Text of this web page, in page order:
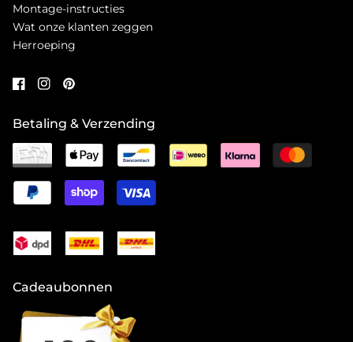
Montage-instructies
Wat onze klanten zeggen
Herroeping
Betaling & Verzending
Cadeaubonnen